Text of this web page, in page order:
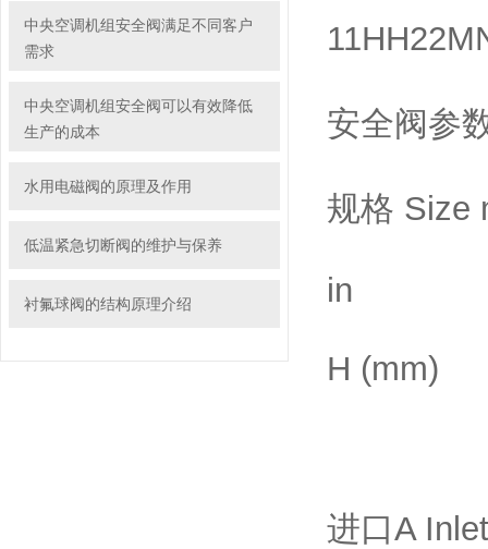
中央空调机组安全阀满足不同客户
需求
中央空调机组安全阀可以有效降低
生产的成本
水用电磁阀的原理及作用
低温紧急切断阀的维护与保养
衬氟球阀的结构原理介绍
安全阀参
规格 Size
in
H (mm)
进口A